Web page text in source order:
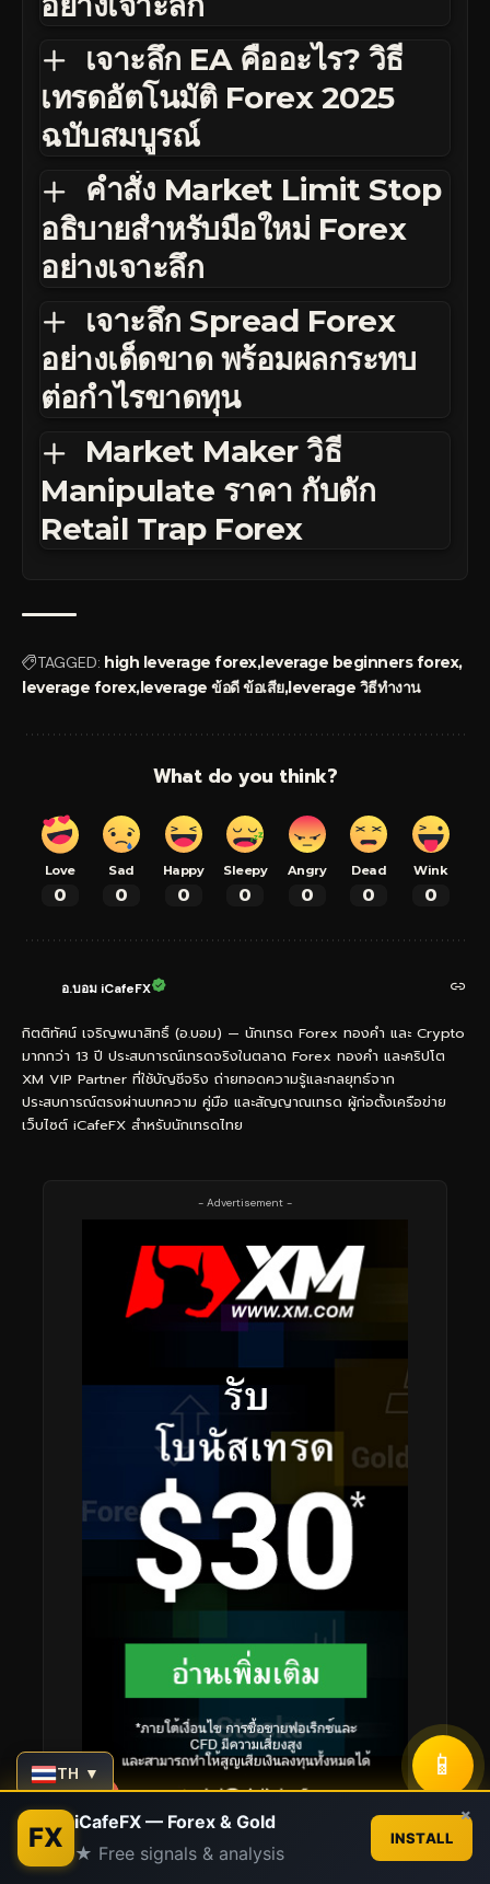
เจาะลึก EA คืออะไร? วิธี
เทรดอัตโนมัติ Forex 2025
ฉบับสมบูรณ์
คำสั่ง Market Limit Stop
อธิบายสำหรับมือใหม่ Forex
อย่างเจาะลึก
เจาะลึก Spread Forex
อย่างเด็ดขาด พร้อมผลกระทบ
ต่อกำไรขาดทุน
Market Maker วิธี
Manipulate ราคา กับดัก
Retail Trap Forex
TAGGED: high leverage forexleverage beginners forex
leverage forexleverage ข้อดี ข้อเสียleverage วิธีทำงาน
What do you think?
Love
0
Sad
0
Happy
0
Sleepy
0
Angry
0
Dead
0
Wink
0
อ.บอม iCafeFX
กิตติทัศน์ เจริญพนาสิทธิ์ (อ.บอม) — นักเทรด Forex ทองคำ และ Crypto
มากกว่า 13 ปี ประสบการณ์เทรดจริงในตลาด Forex ทองคำ และคริปโต
XM VIP Partner ที่ใช้บัญชีจริง ถ่ายทอดความรู้และกลยุทธ์จาก
ประสบการณ์ตรงผ่านบทความ คู่มือ และสัญญาณเทรด ผู้ก่อตั้งเครือข่าย
เว็บไซต์ iCafeFX สำหรับนักเทรดไทย
- Advertisement -
TH ▼ 📱
FX iCafeFX — Forex & Gold
★ Free signals & analysis
INSTALL
×
Contact us
Open